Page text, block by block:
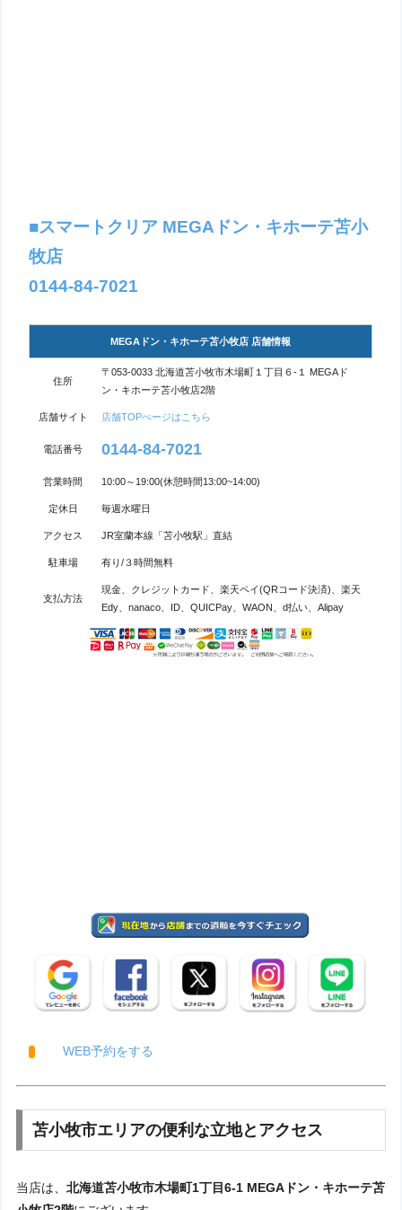
■スマートクリア MEGAドン・キホーテ苫小
牧店
0144-84-7021
MEGAドン・キホーテ苫小牧店 店舗情報
住所
〒053-0033 北海道苫小牧市木場町１丁目６-１ MEGAド
ン・キホーテ苫小牧店2階
店舗サイト 店舗TOPぺージはこちら
電話番号 0144-84-7021
営業時間 10:00～19:00(休憩時間13:00~14:00)
定休日 毎週水曜日
アクセス JR室蘭本線「苫小牧駅」直結
駐車場 有り/３時間無料
支払方法
現金、クレジットカード、楽天ペイ(QRコード決済)、楽天
Edy、nanaco、ID、QUICPay、WAON、d払い、Alipay
WEB予約をする
苫小牧市エリアの便利な立地とアクセス
当店は、北海道苫小牧市木場町1丁目6-1 MEGAドン・キホーテ苫